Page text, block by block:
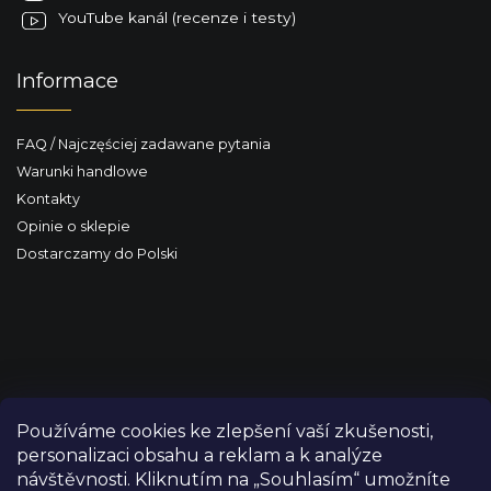
Používáme cookies ke zlepšení vaší zkušenosti,
personalizaci obsahu a reklam a k analýze
návštěvnosti. Kliknutím na „Souhlasím“ umožníte
YouTube kanál (recenze i testy)
Informace
FAQ / Najczęściej zadawane pytania
Warunki handlowe
Kontakty
Opinie o sklepie
Dostarczamy do Polski